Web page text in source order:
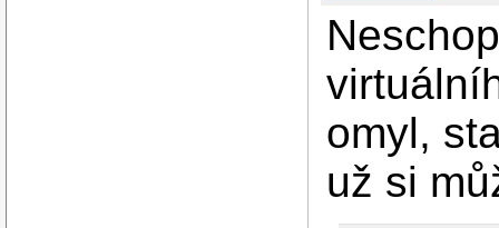
omyl,
už si